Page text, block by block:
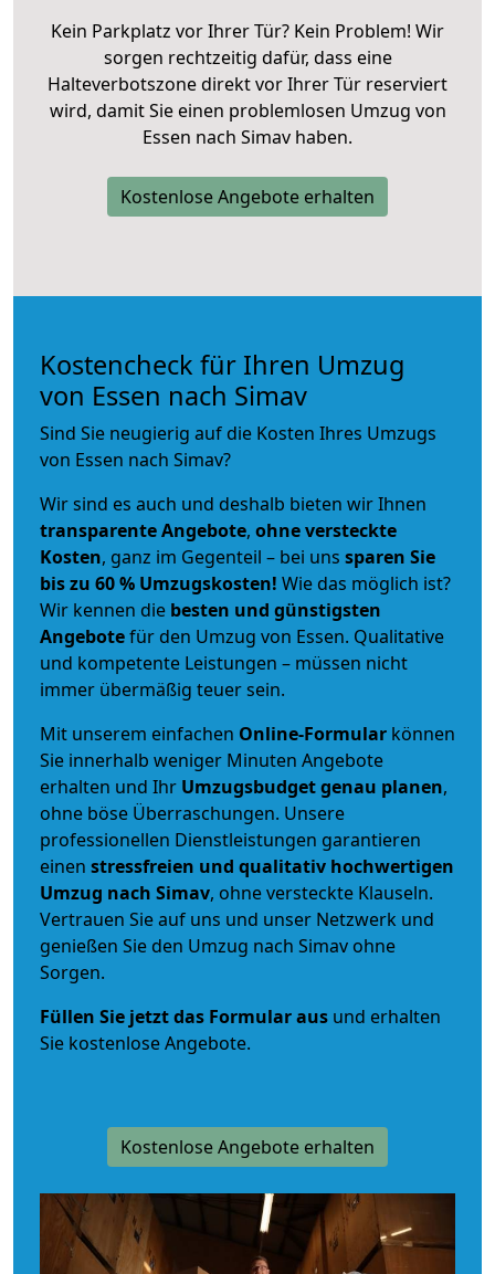
Kein Parkplatz vor Ihrer Tür? Kein Problem! Wir
sorgen rechtzeitig dafür, dass eine
Halteverbotszone direkt vor Ihrer Tür reserviert
wird, damit Sie einen problemlosen Umzug von
Essen nach Simav haben.
Kostenlose Angebote erhalten
Kostencheck für Ihren Umzug
von Essen nach Simav
Sind Sie neugierig auf die Kosten Ihres Umzugs
von Essen nach Simav?
Wir sind es auch und deshalb bieten wir Ihnen
transparente Angebote, ohne versteckte
Kosten, ganz im Gegenteil – bei uns sparen Sie
bis zu 60 % Umzugskosten! Wie das möglich ist?
Wir kennen die besten und günstigsten
Angebotefür den Umzug von Essen. Qualitative
und kompetente Leistungen – müssen nicht
immer übermäßig teuer sein.
Mit unserem einfachen Online-Formular können
Sie innerhalb weniger Minuten Angebote
erhalten und Ihr Umzugsbudgetgenau planen,
ohne böse Überraschungen. Unsere
professionellen Dienstleistungen garantieren
einen stressfreien und qualitativ hochwertigen
Umzug nach Simav, ohne versteckte Klauseln.
Vertrauen Sie auf uns und unser Netzwerk und
genießen Sie den Umzug nach Simav ohne
Sorgen.
Füllen Sie jetzt das Formular aus und erhalten
Sie kostenlose Angebote.
Kostenlose Angebote erhalten